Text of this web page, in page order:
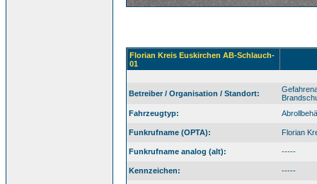
Florian Kreis Euskirchen AB-Schlauch-
01
Betreiber / Organisation / Standort:
Fahrzeugtyp:
Funkrufname (OPTA): Florian
Funkrufname analog (alt): -----
Kennzeichen: -----